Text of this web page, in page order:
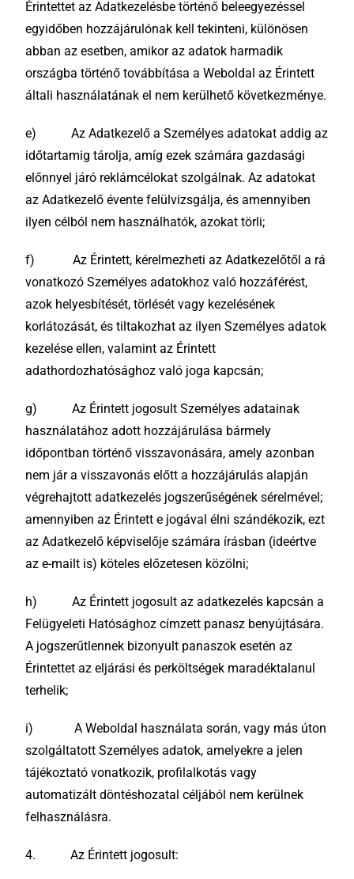
Érintettet az Adatkezelésbe történő beleegyezéssel
egyidőben hozzájárulónak kell tekinteni, különösen
abban az esetben, amikor az adatok harmadik
országba történő továbbítása a Weboldal az Érintett
általi használatának el nem kerülhető következménye.
e) Az Adatkezelő a Személyes adatokat addig az
időtartamig tárolja, amíg ezek számára gazdasági
előnnyel járó reklámcélokat szolgálnak. Az adatokat
az Adatkezelő évente felülvizsgálja, és amennyiben
ilyen célból nem használhatók, azokat törli;
f) Az Érintett, kérelmezheti az Adatkezelőtől a rá
vonatkozó Személyes adatokhoz való hozzáférést,
azok helyesbítését, törlését vagy kezelésének
korlátozását, és tiltakozhat az ilyen Személyes adatok
kezelése ellen, valamint az Érintett
adathordozhatósághoz való joga kapcsán;
g) Az Érintett jogosult Személyes adatainak
használatához adott hozzájárulása bármely
időpontban történő visszavonására, amely azonban
nem jár a visszavonás előtt a hozzájárulás alapján
végrehajtott adatkezelés jogszerűségének sérelmével;
amennyiben az Érintett e jogával élni szándékozik, ezt
az Adatkezelő képviselője számára írásban (ideértve
az e-mailt is) köteles előzetesen közölni;
h) Az Érintett jogosult az adatkezelés kapcsán a
Felügyeleti Hatósághoz címzett panasz benyújtására.
A jogszerűtlennek bizonyult panaszok esetén az
Érintettet az eljárási és perköltségek maradéktalanul
terhelik;
i) A Weboldal használata során, vagy más úton
szolgáltatott Személyes adatok, amelyekre a jelen
tájékoztató vonatkozik, profilalkotás vagy
automatizált döntéshozatal céljából nem kerülnek
felhasználásra.
4. Az Érintett jogosult: